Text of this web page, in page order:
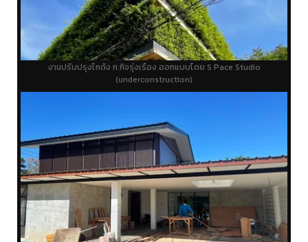
งานปรับปรุงโกดัง ก.กิจรุ่งเรือง ออกแบบโดย S Pace Studio
(underconstruction)